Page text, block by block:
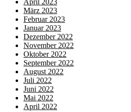
April 2023
März 2023
Februar 2023
Januar 2023
Dezember 2022
November 2022
Oktober 2022
September 2022
August 2022
Juli 2022
Juni 2022
Mai 2022
April 2022